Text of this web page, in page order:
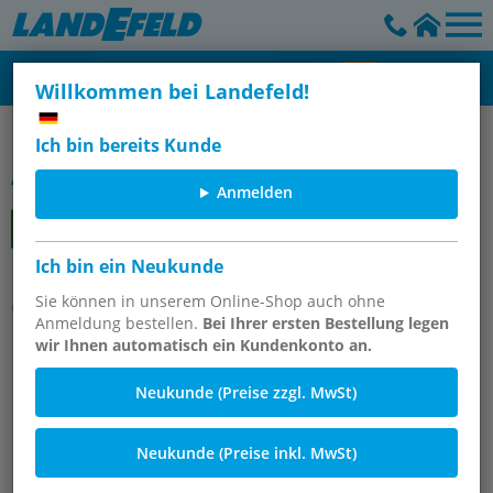
Willkommen bei Landefeld!
Ich bin bereits Kunde
Anmelden
Ich bin ein Neukunde
Sie können in unserem Online-Shop auch ohne
Anmeldung bestellen. Bei Ihrer ersten Bestellung legen
wir Ihnen automatisch ein Kundenkonto an.
Neukunde (Preise zzgl. MwSt)
Neukunde (Preise inkl. MwSt)
Platten
Artikelgruppe
Leisten allseitig bearbeitet
Grauguss und Aluminium